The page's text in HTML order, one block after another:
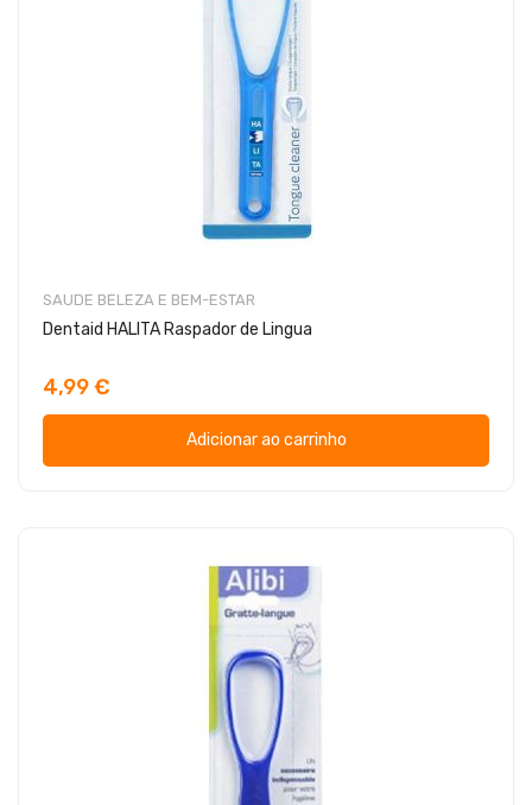
SAUDE BELEZA E BEM-ESTAR
Dentaid HALITA Raspador de Lingua
4,99 €
Adicionar ao carrinho